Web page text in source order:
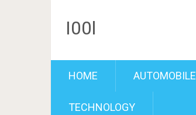
I00l
HOME AUTOMOBILE
TECHNOLOGY